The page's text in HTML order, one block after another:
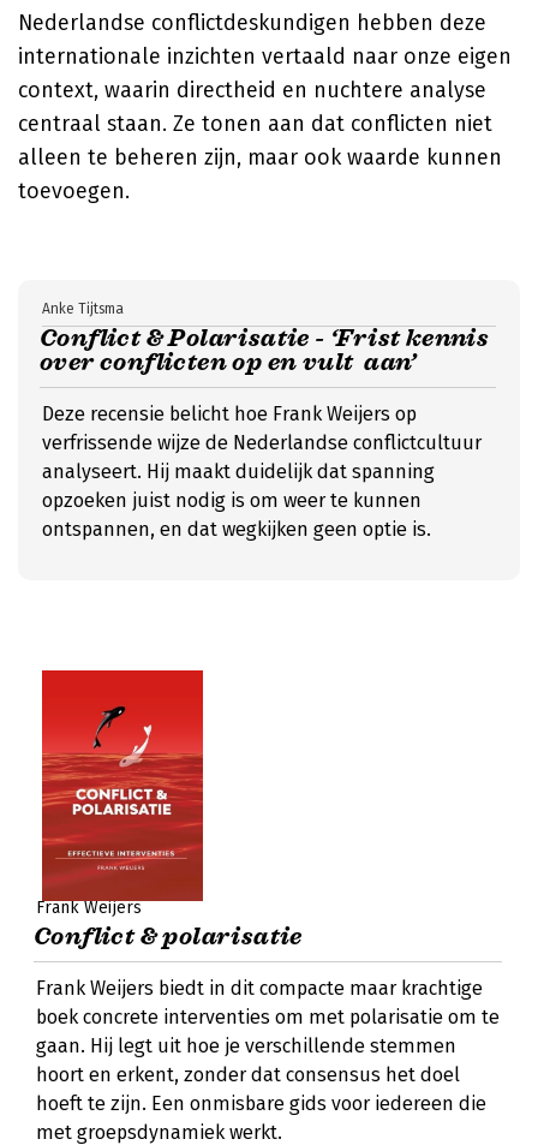
Nederlandse conflictdeskundigen hebben deze
internationale inzichten vertaald naar onze eigen
context, waarin directheid en nuchtere analyse
centraal staan. Ze tonen aan dat conflicten niet
alleen te beheren zijn, maar ook waarde kunnen
toevoegen.
Conflict & Polarisatie - ‘Frist kennis
over conflicten op en vult aan’
Anke Tijtsma
Deze recensie belicht hoe Frank Weijers op
verfrissende wijze de Nederlandse conflictcultuur
analyseert. Hij maakt duidelijk dat spanning
opzoeken juist nodig is om weer te kunnen
ontspannen, en dat wegkijken geen optie is.
Frank Weijers
Conflict & polarisatie
Frank Weijers biedt in dit compacte maar krachtige
boek concrete interventies om met polarisatie om te
gaan. Hij legt uit hoe je verschillende stemmen
hoort en erkent, zonder dat consensus het doel
hoeft te zijn. Een onmisbare gids voor iedereen die
met groepsdynamiek werkt.